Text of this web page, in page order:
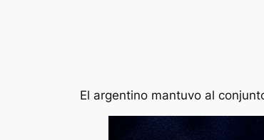
El argentino mantuvo al